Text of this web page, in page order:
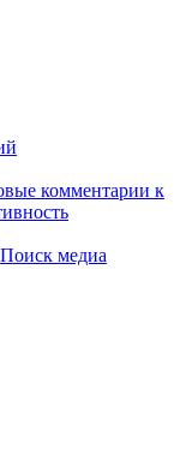
комментарии к
Поиск медиа